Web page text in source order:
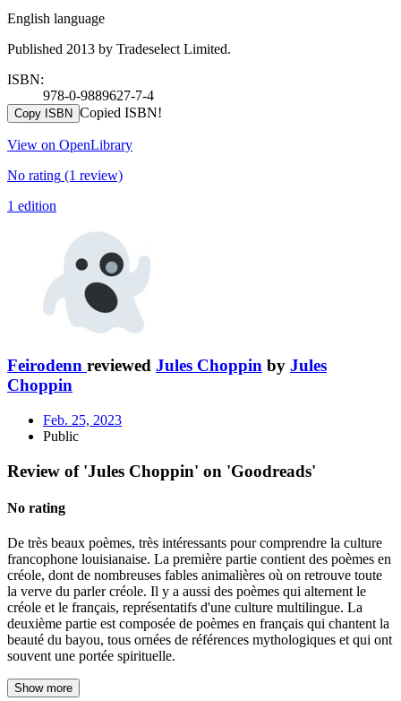
English language
Published 2013 by Tradeselect Limited.
ISBN:
978-0-9889627-7-4
Copy ISBN Copied ISBN!
View on OpenLibrary
No rating (1 review)
1 edition
Feirodenn reviewed Jules Choppin by Jules
Choppin
Feb. 25, 2023
Public
Review of 'Jules Choppin' on 'Goodreads'
No rating
De très beaux poèmes, très intéressants pour comprendre la culture
francophone louisianaise. La première partie contient des poèmes en
créole, dont de nombreuses fables animalières où on retrouve toute
la verve du parler créole. Il y a aussi des poèmes qui alternent le
créole et le français, représentatifs d'une culture multilingue. La
deuxième partie est composée de poèmes en français qui chantent la
beauté du bayou, tous ornées de références mythologiques et qui ont
souvent une portée spirituelle.
Show more